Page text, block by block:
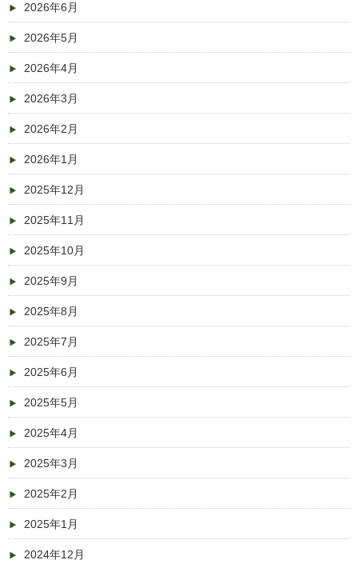
2026年6月
2026年5月
2026年4月
2026年3月
2026年2月
2026年1月
2025年12月
2025年11月
2025年10月
2025年9月
2025年8月
2025年7月
2025年6月
2025年5月
2025年4月
2025年3月
2025年2月
2025年1月
2024年12月